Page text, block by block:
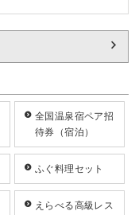
全国温泉宿ペア招
待券（宿泊）
ふぐ料理セット
えらべる高級レス